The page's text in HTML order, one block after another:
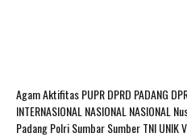
AgamAktifitas PUPRDPRD PADANG
INTERNASIONAL NASIONAL NASIONAL
PadangPolriSumbarSumberTNIUNIK